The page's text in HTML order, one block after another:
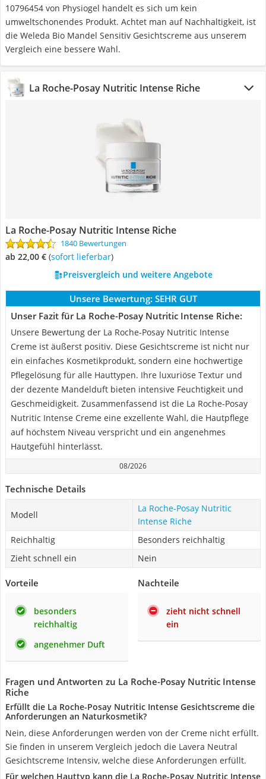
10796454 von Physiogel handelt es sich um kein
umweltschonendes Produkt. Achtet man auf Nachhaltigkeit, ist
die Weleda Bio Mandel Sensitiv Gesichtscreme aus unserem
Vergleich eine bessere Wahl.
La Roche-Posay Nutritic Intense Riche
La Roche-Posay Nutritic Intense Riche
1840 Bewertungen
ab 22,00 € ( Sofort lieferbar)
Preisvergleich und weitere Angebote
Unsere Bewertung: SEHR GUT
Unser Fazit für La Roche-Posay Nutritic Intense Riche:
Unsere Bewertung der La Roche-Posay Nutritic Intense
Creme ist äußerst positiv. Diese Gesichtscreme ist nicht nur
ein einfaches Kosmetikprodukt, sondern eine hochwertige
Pflegelösung für alle Hauttypen. Ihre luxuriöse Textur und
der dezente Mandelduft bieten intensive Feuchtigkeit und
Geschmeidigkeit. Zusammenfassend ist die La Roche-Posay
Nutritic Intense Creme eine exzellente Wahl, die Hautpflege
auf höchstem Niveau verspricht und ein angenehmes
Hautgefühl hinterlässt.
08/2026
Technische Details
Modell
La Roche-Posay Nutritic
Intense Riche
Reichhaltig
Besonders reichhaltig
Zieht schnell ein
Nein
Vorteile
besonders
reichhaltig
angenehmer Duft
Nachteile
zieht nicht schnell
ein
Fragen und Antworten zu La Roche-Posay Nutritic Intense
Riche
Erfüllt die La Roche-Posay Nutritic Intense Gesichtscreme die
Anforderungen an Naturkosmetik?
Nein, diese Anforderungen werden von der Creme nicht erfüllt.
Sie finden in unserem Vergleich jedoch die Lavera Neutral
Gesichtscreme Intensiv, welche diese Anforderungen erfüllt.
Für welchen Hauttyp kann die La Roche-Posay Nutritic Intense